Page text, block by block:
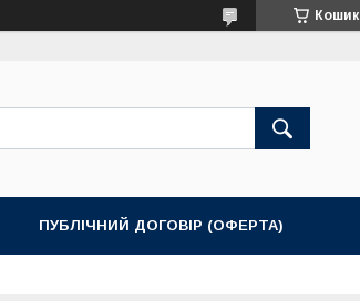
Кошик
ПУБЛІЧНИЙ ДОГОВІР (ОФЕРТА)